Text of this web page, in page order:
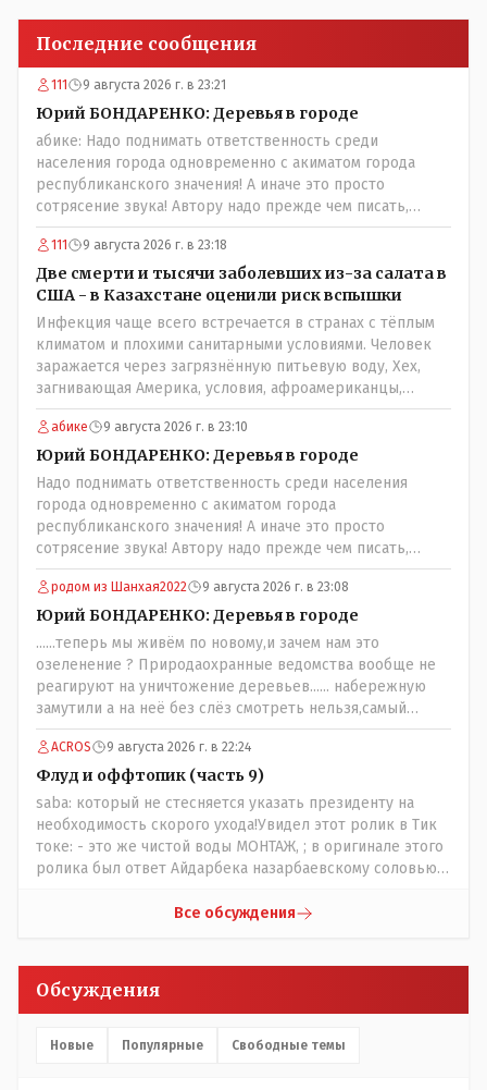
Последние сообщения
111 9 августа 2026 г. в 23:21
Юрий БОНДАРЕНКО: Деревья в городе
абике: Надо поднимать ответственность среди
населения города одновременно с акиматом города
республиканского значения! А иначе это просто
сотрясение звука! Автору надо прежде чем писать,
необходимо самому обратиться в ЖКХ акимата и
разобраться прежде чем своей статьей провоцировать
население города!Согласен всецело!
111 9 августа 2026 г. в 23:18
Две смерти и тысячи заболевших из-за салата в
США - в Казахстане оценили риск вспышки
Инфекция чаще всего встречается в странах с тёплым
климатом и плохими санитарными условиями. Человек
заражается через загрязнённую питьевую воду, Хех,
загнивающая Америка, условия, афроамериканцы,
грязная вода, отсутствие страховок, нечистоплотные
мигранты и прочее.. Лучше России и Казахстана жить
негде..
абике 9 августа 2026 г. в 23:10
Юрий БОНДАРЕНКО: Деревья в городе
Надо поднимать ответственность среди населения
города одновременно с акиматом города
республиканского значения! А иначе это просто
сотрясение звука! Автору надо прежде чем писать,
необходимо самому обратиться в ЖКХ акимата и
разобраться прежде чем своей статьей провоцировать
население города!
родом из Шанхая2022 9 августа 2026 г. в 23:08
Юрий БОНДАРЕНКО: Деревья в городе
......теперь мы живём по новому,и зачем нам это
озеленение ? Природаохранные ведомства вообще не
реагируют на уничтожение деревьев...... набережную
замутили а на неё без слёз смотреть нельзя,самый
наивысший уровень рукопопства наших
строителей"специалистов",как исторические здания
сносить пожалуйста ,а как на века построить слабо.....Вы
вот господин Бондаренко большой учёный прошлись
бы по историческим постройкам сколько было
ликвидировано в советское время и в наше.......
ACROS 9 августа 2026 г. в 22:24
Флуд и оффтопик (часть 9)
saba: который не стесняется указать президенту на
необходимость скорого ухода!Увидел этот ролик в Тик
токе: - это же чистой воды МОНТАЖ, ; в оригинале этого
ролика был ответ Айдарбека назарбаевскому соловью
просто напросто - КЛОУНЫ или МАРИОНЕТКИ власти и
видимость ИНТРИГИ выборов, его как бы и якобы
НАКАЛ - и тот и этот без разрешения АП - и шага,
- идёт СКУЧНАЯ и НУДНАЯ и МОНОТОННАЯ и полностью
Все обсуждения
Обсуждения
Новые Популярные Свободные темы